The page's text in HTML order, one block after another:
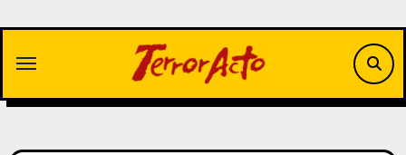
contenido